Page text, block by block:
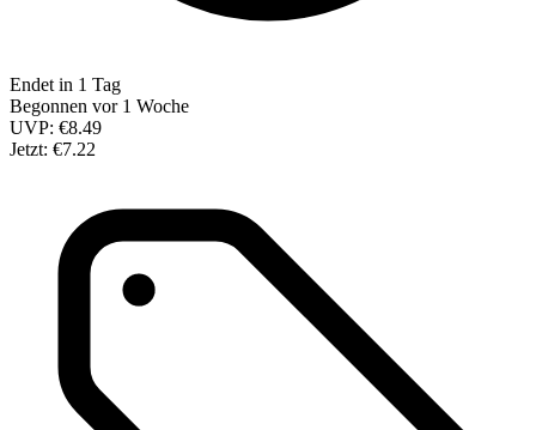
Endet in 1 Tag
Begonnen vor 1 Woche
UVP: €8.49
Jetzt: €7.22